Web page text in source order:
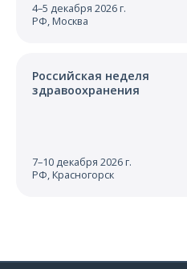
4–5 декабря 2026 г.
РФ, Москва
Российская неделя
здравоохранения
7–10 декабря 2026 г.
РФ, Красногорск